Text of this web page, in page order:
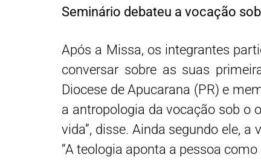
Seminário debateu a vocação
Após a Missa, os integrantes
conversar sobre as suas
Diocese de Apucarana (PR) e
a antropologia da vocação sob o
vida”, disse. Ainda segundo ele,
“A teologia aponta a pessoa